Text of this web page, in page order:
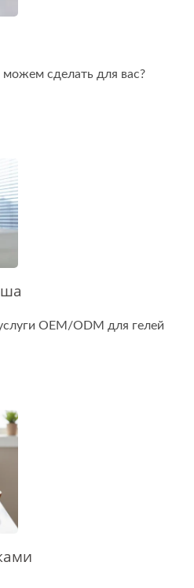
сделать для вас?
OEM/ODM для гелей